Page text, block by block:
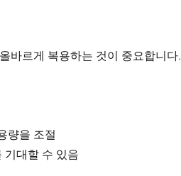
바르게 복용하는 것이 중요합니다.
량을 조절
기대할 수 있음